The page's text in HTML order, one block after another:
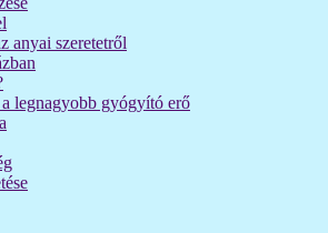
anyai szeretetről
a legnagyobb gyógyító erő